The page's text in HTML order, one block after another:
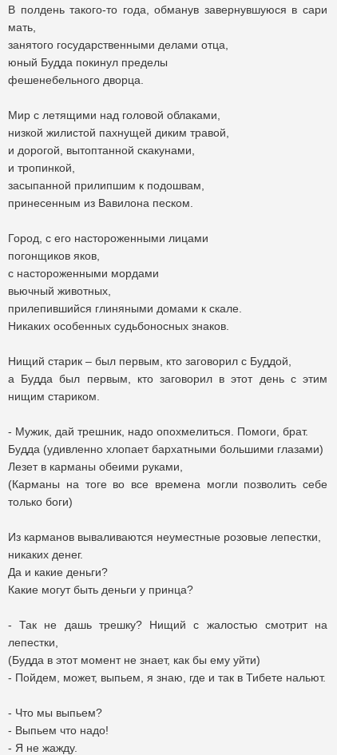
В полдень такого-то года, обманув завернувшуюся в сари
мать,
занятого государственными делами отца,
юный Будда покинул пределы
фешенебельного дворца.
Мир с летящими над головой облаками,
низкой жилистой пахнущей диким травой,
и дорогой, вытоптанной скакунами,
и тропинкой,
засыпанной прилипшим к подошвам,
принесенным из Вавилона песком.
Город, с его настороженными лицами
погонщиков яков,
с настороженными мордами
вьючный животных,
прилепившийся глиняными домами к скале.
Никаких особенных судьбоносных знаков.
Нищий старик – был первым, кто заговорил с Буддой,
а Будда был первым, кто заговорил в этот день с этим
нищим стариком.
- Мужик, дай трешник, надо опохмелиться. Помоги, брат.
Будда (удивленно хлопает бархатными большими глазами)
Лезет в карманы обеими руками,
(Карманы на тоге во все времена могли позволить себе
только боги)
Из карманов вываливаются неуместные розовые лепестки,
никаких денег.
Да и какие деньги?
Какие могут быть деньги у принца?
- Так не дашь трешку? Нищий с жалостью смотрит на
лепестки,
(Будда в этот момент не знает, как бы ему уйти)
- Пойдем, может, выпьем, я знаю, где и так в Тибете нальют.
- Что мы выпьем?
- Выпьем что надо!
- Я не жажду.